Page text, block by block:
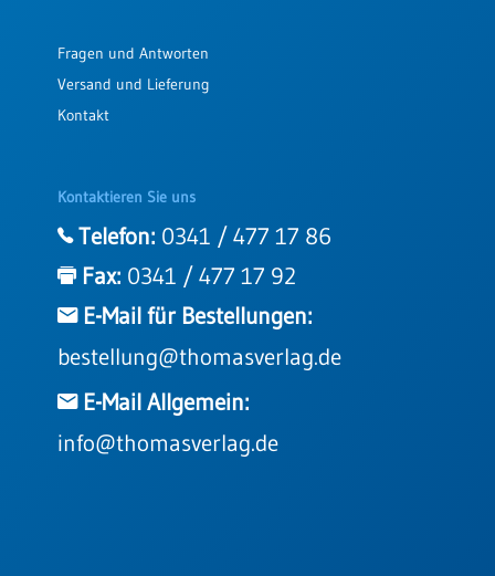
Fragen und Antworten
Versand und Lieferung
Kontakt
Kontaktieren Sie uns
Telefon: 0341 / 477 17 86
Fax: 0341 / 477 17 92
E-Mail für Bestellungen:
bestellung@thomasverlag.de
E-Mail Allgemein:
info@thomasverlag.de